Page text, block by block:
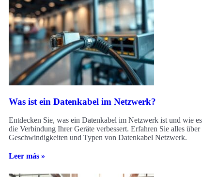
Was ist ein Datenkabel im Netzwerk?
Entdecken Sie, was ein Datenkabel im Netzwerk ist und wie es
die Verbindung Ihrer Geräte verbessert. Erfahren Sie alles über
Geschwindigkeiten und Typen von Datenkabel Netzwerk.
Leer más »